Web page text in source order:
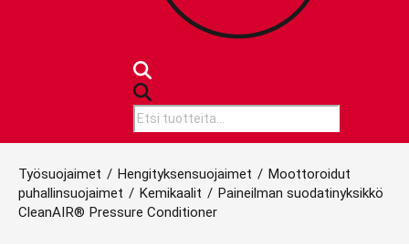
search
Työsuojaimet / Hengityksensuojaimet / Moottoroidut
puhallinsuojaimet / Kemikaalit / Paineilman suodatinyksikkö
CleanAIR® Pressure Conditioner